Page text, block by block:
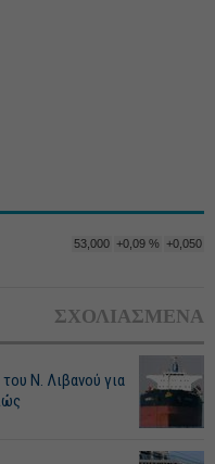
53,000 +0,09 % +0,050
ΣΧΟΛΙΑΣΜΕΝΑ
Ν. Λιβανού για